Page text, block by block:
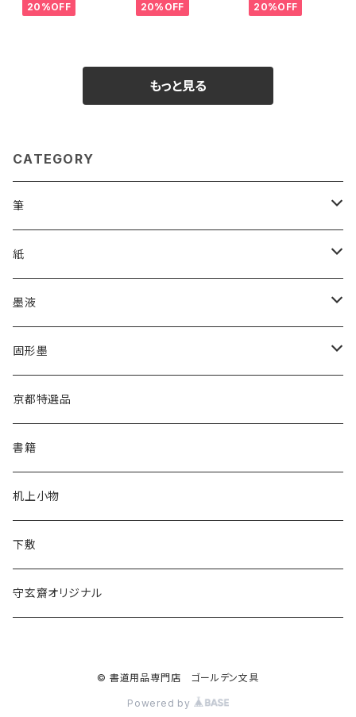
20%OFF
518>
20%OFF
>
20%OFF
もっと見る
CATEGORY
筆
漢字用
高誠堂
あかしや
菊壽堂
唐筆
かな用
高誠堂
あかしや
菊壽堂
紙
漢字用
半紙
半切
かな用
半紙
半切
墨液
漢字用
かな用
固形墨
漢字用
かな用
京都特選品
書籍
机上小物
下敷
守玄齋オリジナル
© 書道用品専門店 ゴールデン文具
Powered by